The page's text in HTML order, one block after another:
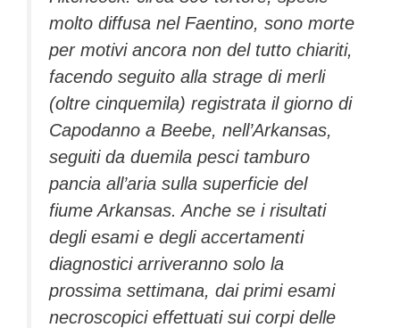
molto diffusa nel Faentino, sono morte
per motivi ancora non del tutto chiariti,
facendo seguito alla strage di merli
(oltre cinquemila) registrata il giorno di
Capodanno a Beebe, nell’Arkansas,
seguiti da duemila pesci tamburo
pancia all’aria sulla superficie del
fiume Arkansas. Anche se i risultati
degli esami e degli accertamenti
diagnostici arriveranno solo la
prossima settimana, dai primi esami
necroscopici effettuati sui corpi delle